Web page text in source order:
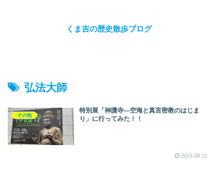
くま吉の歴史散歩ブログ
弘法大師
その他
特別展「神護寺―空海と真言密教のはじま
り」に行ってみた！！
2024.08.11